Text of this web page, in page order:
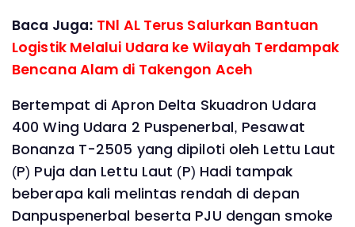
Baca Juga: TNl AL Terus Salurkan Bantuan
Logistik Melalui Udara ke Wilayah Terdampak
Bencana Alam di Takengon Aceh
Bertempat di Apron Delta Skuadron Udara
400 Wing Udara 2 Puspenerbal, Pesawat
Bonanza T-2505 yang dipiloti oleh Lettu Laut
(P) Puja dan Lettu Laut (P) Hadi tampak
beberapa kali melintas rendah di depan
Danpuspenerbal beserta PJU dengan smoke